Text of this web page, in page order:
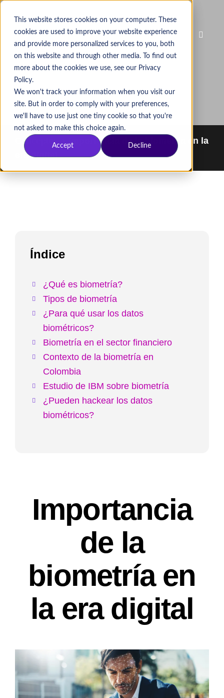
This website stores cookies on your computer. These
cookies are used to improve your website experience
and provide more personalized services to you, both
on this website and through other media. To find out
more about the cookies we use, see our Privacy
Policy.
We won't track your information when you visit our
site. But in order to comply with your preferences,
we'll have to use just one tiny cookie so that you're
not asked to make this choice again.
Accept Decline
Conceptos
Importancia de la biometría en la
era digital
Índice
¿Qué es biometría?
Tipos de biometría
¿Para qué usar los datos
biométricos?
Biometría en el sector financiero
Contexto de la biometría en
Colombia
Estudio de IBM sobre biometría
¿Pueden hackear los datos
biométricos?
Importancia
de la
biometría en
la era digital